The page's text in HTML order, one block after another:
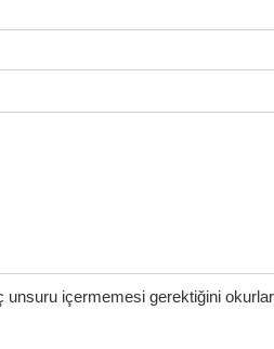
içermemesi gerektiğini